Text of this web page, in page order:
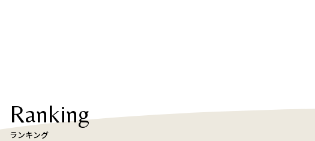
Ranking
ランキング